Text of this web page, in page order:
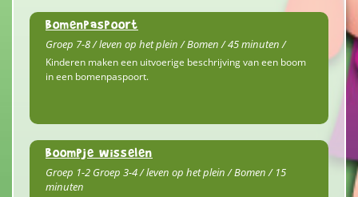
Bomenpaspoort
Groep 7-8 / leven op het plein / Bomen / 45 minuten /
Kinderen maken een uitvoerige beschrijving van een boom
in een bomenpaspoort.
Boompje wisselen
Groep 1-2 Groep 3-4 / leven op het plein / Bomen / 15
minuten